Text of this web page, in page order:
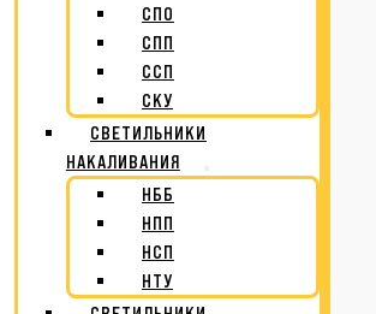
СПО
СПП
ССП
СКУ
СВЕТИЛЬНИКИ
НАКАЛИВАНИЯ
НББ
НПП
НСП
НТУ